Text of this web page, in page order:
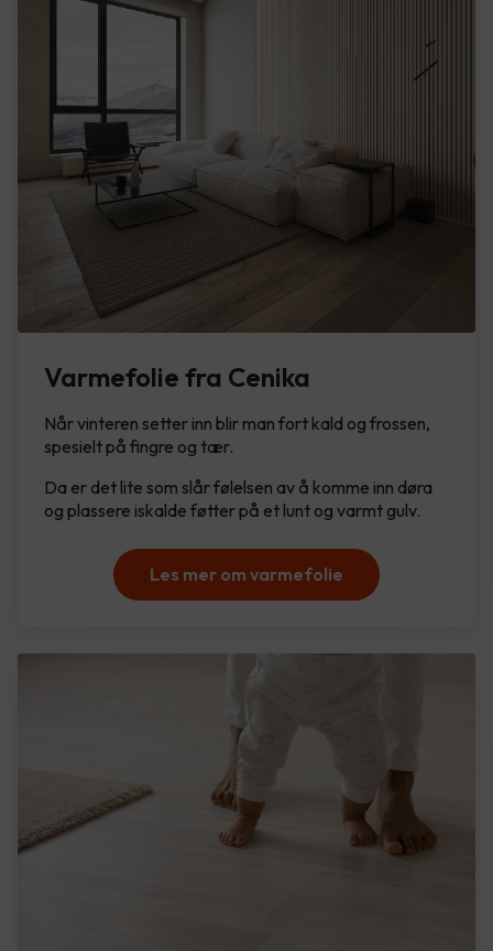
Varmefolie fra Cenika
Når vinteren setter inn blir man fort kald og frossen,
spesielt på fingre og tær.
Da er det lite som slår følelsen av å komme inn døra
og plassere iskalde føtter på et lunt og varmt gulv.
Les mer om varmefolie